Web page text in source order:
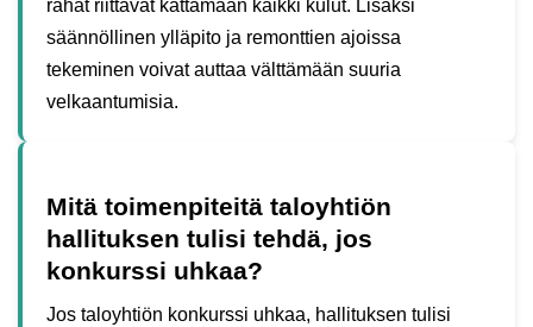
rahat riittävät kattamaan kaikki kulut. Lisäksi
säännöllinen ylläpito ja remonttien ajoissa
tekeminen voivat auttaa välttämään suuria
velkaantumisia.
Mitä toimenpiteitä taloyhtiön
hallituksen tulisi tehdä, jos
konkurssi uhkaa?
Jos taloyhtiön konkurssi uhkaa, hallituksen tulisi